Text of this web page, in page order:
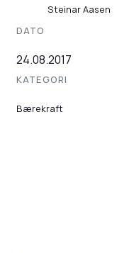
Steinar Aasen
DATO
24.08.2017
KATEGORI
Bærekraft